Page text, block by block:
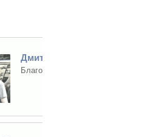
Дмитрий Базулкин
Благодарю! очень выручает ваш сайт!